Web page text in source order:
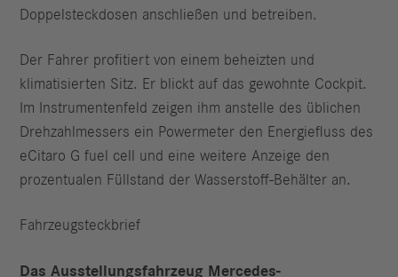
Doppelsteckdosen anschließen und betreiben.
Der Fahrer profitiert von einem beheizten und
klimatisierten Sitz. Er blickt auf das gewohnte Cockpit.
Im Instrumentenfeld zeigen ihm anstelle des üblichen
Drehzahlmessers ein Powermeter den Energiefluss des
eCitaro G fuel cell und eine weitere Anzeige den
prozentualen Füllstand der Wasserstoff-Behälter an.
Fahrzeugsteckbrief
Das Ausstellungsfahrzeug Mercedes-